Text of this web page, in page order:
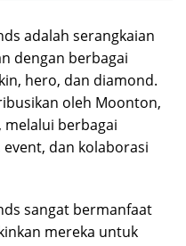
adalah serangkaian
dengan berbagai
hero, dan diamond.
oleh Moonton,
melalui berbagai
dan kolaborasi
sangat bermanfaat
mereka untuk